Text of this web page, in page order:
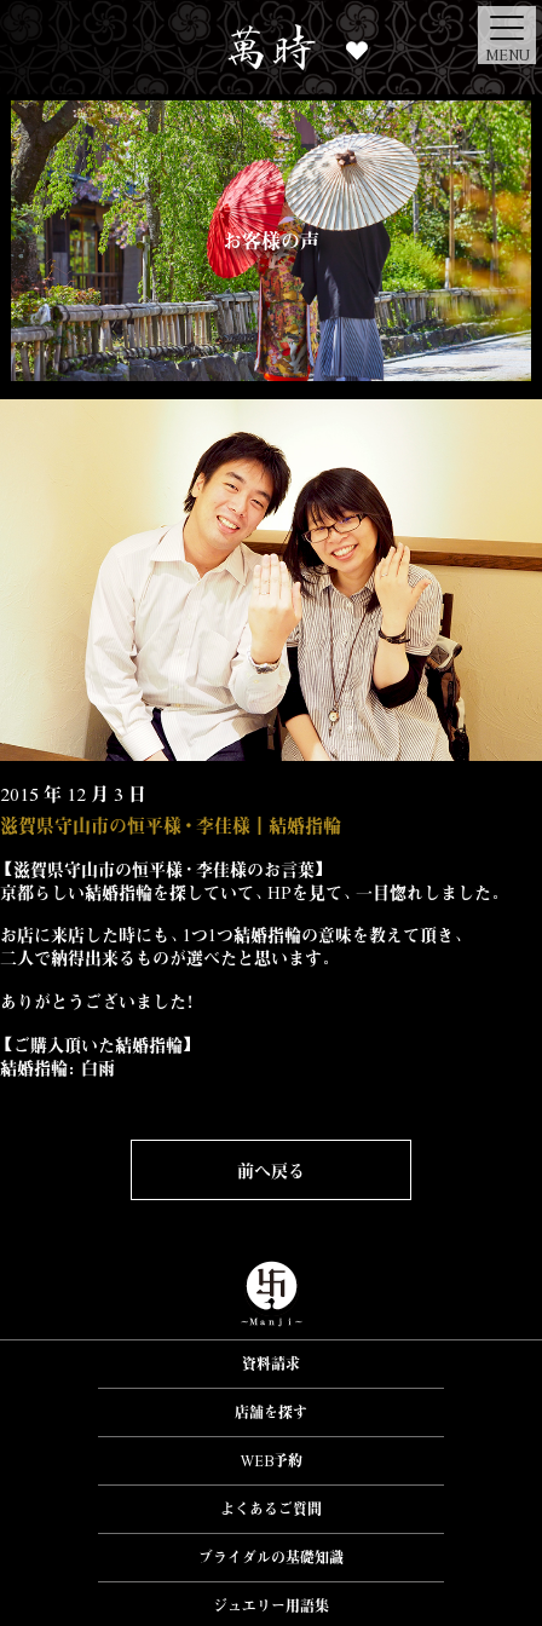
MENU
お客様の声
2015 年 12 月 3 日
滋賀県守山市の恒平様・李佳様┃結婚指輪
【滋賀県守山市の恒平様・李佳様のお言葉】
京都らしい結婚指輪を探していて、HPを見て、一目惚れしました。
お店に来店した時にも、1つ1つ結婚指輪の意味を教えて頂き、
二人で納得出来るものが選べたと思います。
ありがとうございました！
【ご購入頂いた結婚指輪】
結婚指輪：白雨
前へ戻る
資料請求
店舗を探す
WEB予約
よくあるご質問
ブライダルの基礎知識
ジュエリー用語集